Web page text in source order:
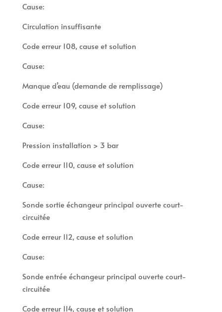
Cause:
Circulation insuffisante
Code erreur 108, cause et solution
Cause:
Manque d’eau (demande de remplissage)
Code erreur 109, cause et solution
Cause:
Pression installation > 3 bar
Code erreur 110, cause et solution
Cause:
Sonde sortie échangeur principal ouverte court-
circuitée
Code erreur 112, cause et solution
Cause:
Sonde entrée échangeur principal ouverte court-
circuitée
Code erreur 114, cause et solution